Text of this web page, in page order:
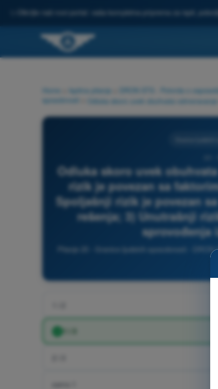
Otkrijte naš novi portal: vaša kompletna priprema za ispit,
Home Ispitna pitanja DRON STS - Potvrda o
sposobnosti
Odluka skoro uvek
rizik je povezan sa
Spoljašnji rizik je povezan
rešenja; 3) Unutrašnji
sprovođenja
Pitanje 20 - Granice ljudskih sposobnosti -
1 i 3